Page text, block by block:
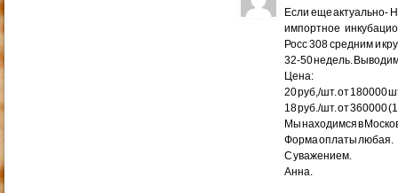
Если еще актуально-
импортное
Росс 308 средним и
32-50 недель.
Цена:
20 руб,/шт. от 180000
18 руб./шт. от 360000
Мы находимся в
Форма оплаты любая.
С уважением.
Анна.